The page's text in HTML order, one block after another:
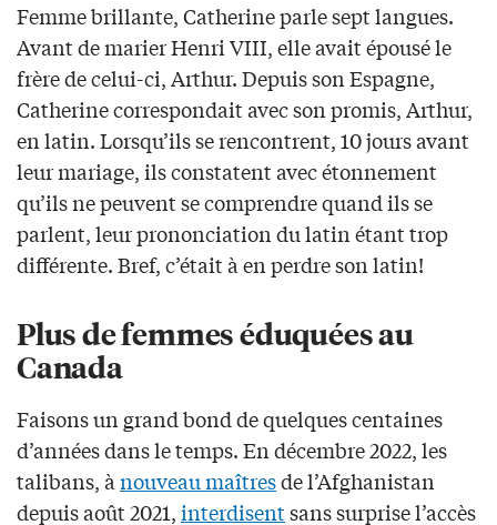
Femme brillante, Catherine parle sept langues.
Avant de marier Henri VIII, elle avait épousé le
frère de celui-ci, Arthur. Depuis son Espagne,
Catherine correspondait avec son promis, Arthur,
en latin. Lorsqu’ils se rencontrent, 10 jours avant
leur mariage, ils constatent avec étonnement
qu’ils ne peuvent se comprendre quand ils se
parlent, leur prononciation du latin étant trop
différente. Bref, c’était à en perdre son latin!
Plus de femmes éduquées au
Canada
Faisons un grand bond de quelques centaines
d’années dans le temps. En décembre 2022, les
talibans, à nouveau maîtresde l’Afghanistan
depuis août 2021,interdisentsans surprise l’accès